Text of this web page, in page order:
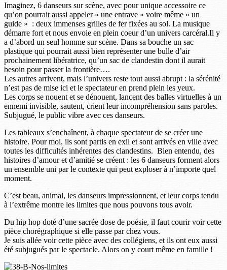
Imaginez, 6 danseurs sur scène, avec pour unique accessoire ce
qu’on pourrait aussi appeler « une entrave » voire même « un
guide » : deux immenses grilles de fer fixées au sol. La musique
démarre fort et nous envoie en plein coeur d’un univers carcéral.Il y
a d’abord un seul homme sur scène. Dans sa bouche un sac
plastique qui pourrait aussi bien représenter une bulle d’air
prochainement libératrice, qu’un sac de clandestin dont il aurait
besoin pour passer la frontière….
Les autres arrivent, mais l’univers reste tout aussi abrupt : la sérénité
n’est pas de mise ici et le spectateur en prend plein les yeux.
Les corps se nouent et se dénouent, lancent des balles virtuelles à un
ennemi invisible, sautent, crient leur incompréhension sans paroles.
Subjugué, le public vibre avec ces danseurs.
Les tableaux s’enchaînent, à chaque spectateur de se créer une
histoire. Pour moi, ils sont partis en exil et sont arrivés en ville avec
toutes les difficultés inhérentes des clandestins. Bien entendu, des
histoires d’amour et d’amitié se créent : les 6 danseurs forment alors
un ensemble uni par le contexte qui peut exploser à n’importe quel
moment.
C’est beau, animal, les danseurs impressionnent, et leur corps tendu
à l’extrême montre les limites que nous pouvons tous avoir.
Du hip hop doté d’une sacrée dose de poésie, il faut courir voir cette
pièce chorégraphique si elle passe par chez vous.
Je suis allée voir cette pièce avec des collégiens, et ils ont eux aussi
été subjugués par le spectacle. Alors on y court même en famille !